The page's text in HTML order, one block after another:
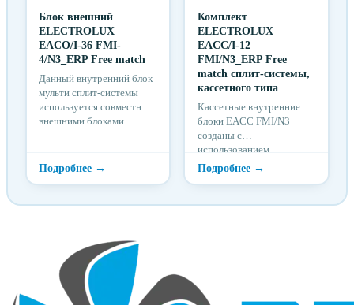
Блок внешний
ELECTROLUX
EACO/I-36 FMI-
4/N3_ERP Free match
Данный внутренний блок
мульти сплит-системы
используется совместно с
внешними блоками
Комплект
ELECTROLUX
EACC/I-12
FMI/N3_ERP Free
match сплит-системы,
кассетного типа
Кассетные внутренние
блоки EACC FMI/N3
созданы с
использованием
технологии DC инвертор,
что позволяет им
работать на низких